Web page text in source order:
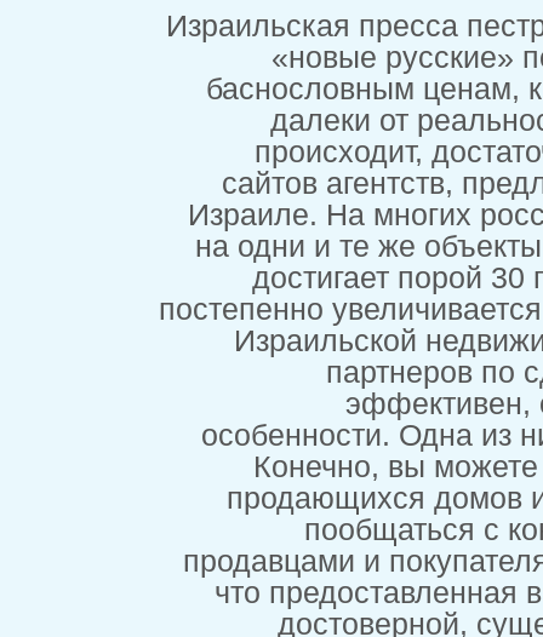
Израильская
«новые
далеки
сайтов
Израиле. На
на одни и те
постепенно
Конечно,
продавцами и
что